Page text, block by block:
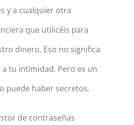
y a cualquier otra
que utilicéis para
dinero. Eso no significa
tu intimidad. Pero es un
puede haber secretos.
de contraseñas